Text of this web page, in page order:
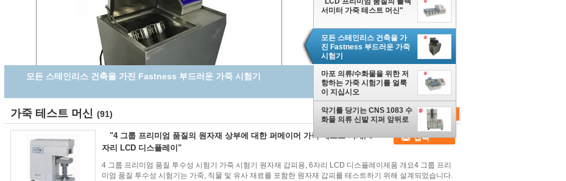
마포 의류/수화물을 위한 저항하는 가죽 시험기를 얼룩이 지십시오
서미터 가죽 테스트 머신"
모든 스테인리스 건축을 가
진 Fastness 부드러운 가죽
시험기
마포 의류/수화물을 위한 저
항하는 가죽 시험기를 얼룩
이 지십시오
악기를 당기는 CNS 1083 수
화물 의류 신발 지퍼 앞뒤로
가죽 테스트 머신 (91)
"4 그룹 프리미엄 품질의 원자재 상부에 대한 퍼메이머 가죽 테스트 기계, 6
자리 LCD 디스플레이"
접촉
4 그룹 프리미엄 품질 투수성 시험기 가죽 시험기 원자재 갑피용, 6자리 LCD 디스플레이제품 개요4 그룹 프리
미엄 품질 투수성 시험기는 가죽, 직물 및 유사 재료를 포함한 원자재 갑피를 테스트하기 위해 설계되었습니다.